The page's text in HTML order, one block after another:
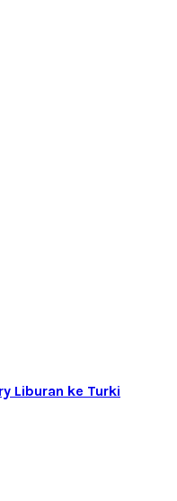
Liburan ke Turki